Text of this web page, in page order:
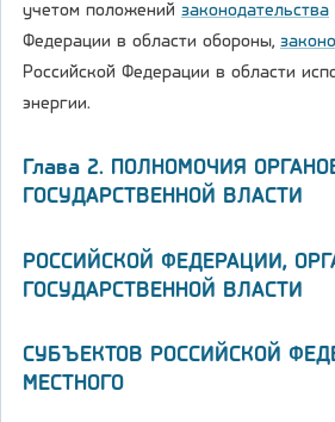
учетом положений законодательства
Федерации в области обороны,
Российской Федерации в области
энергии.
Глава 2. ПОЛНОМОЧИЯ
ГОСУДАРСТВЕННОЙ ВЛАСТИ
РОССИЙСКОЙ ФЕДЕРАЦИИ,
ГОСУДАРСТВЕННОЙ ВЛАСТИ
СУБЪЕКТОВ РОССИЙСКОЙ
МЕСТНОГО